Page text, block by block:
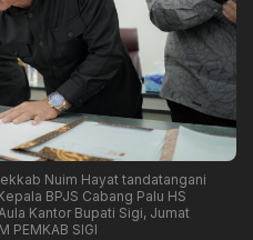
Nuim Hayat tandatangani
BPJS Cabang Palu HS
Kantor Bupati Sigi, Jumat
PEMKAB SIGI